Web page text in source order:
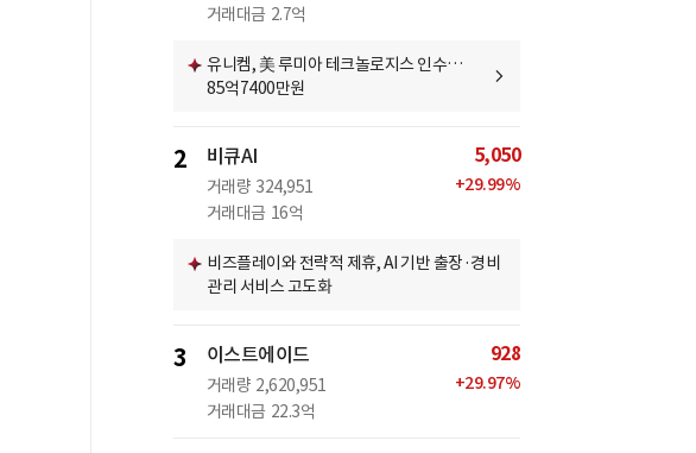
거래대금 2.7억
유니켐, 美 루미아 테크놀로지스 인수…
85억7400만원
2 비큐AI
거래량 324,951
거래대금 16억
5,050
+29.99%
비즈플레이와 전략적 제휴, AI 기반 출장·경비
관리 서비스 고도화
3 이스트에이드
거래량 2,620,951
거래대금 22.3억
928
+29.97%